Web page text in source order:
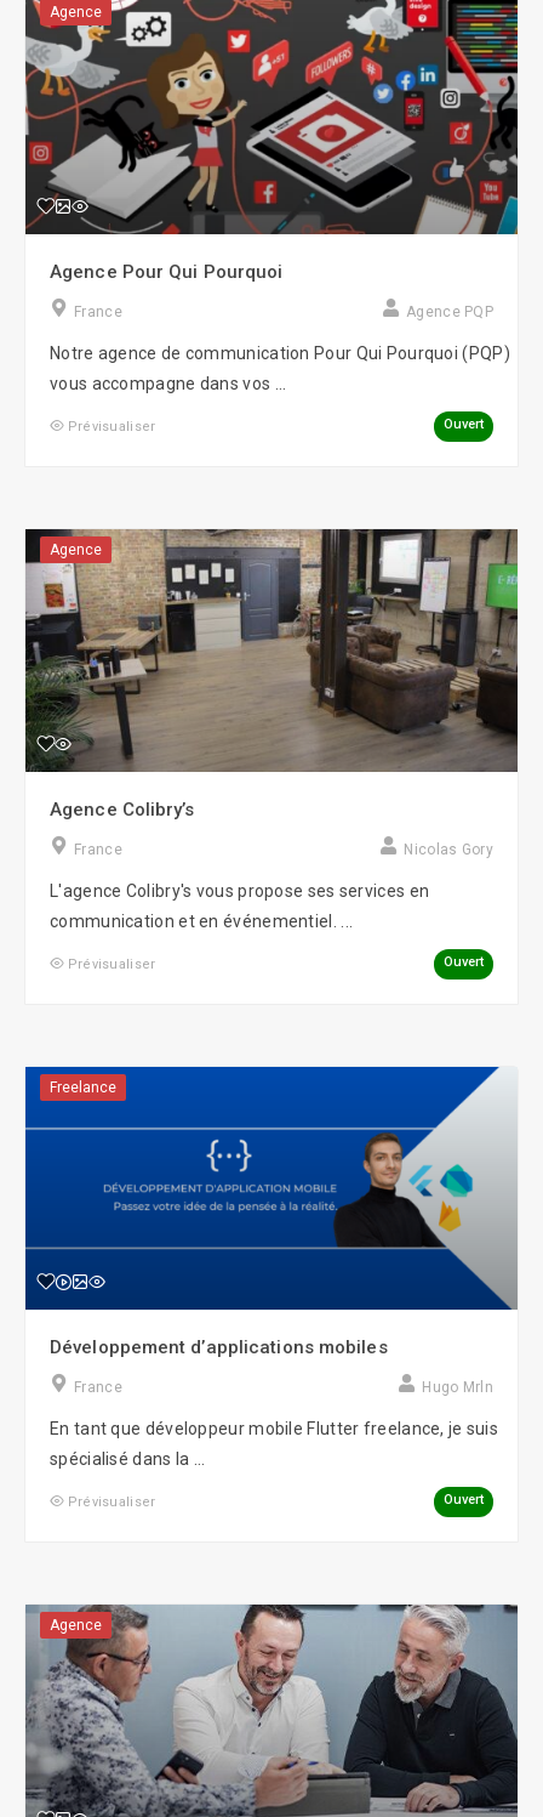
Agence
Agence Pour Qui Pourquoi
France Agence PQP
Notre agence de communication Pour Qui Pourquoi (PQP)
vous accompagne dans vos ...
Prévisualiser Ouvert
Agence
Agence Colibry’s
France Nicolas Gory
L'agence Colibry's vous propose ses services en
communication et en événementiel. ...
Prévisualiser Ouvert
Freelance
Développement d’applications mobiles
France Hugo Mrln
En tant que développeur mobile Flutter freelance, je suis
spécialisé dans la ...
Prévisualiser Ouvert
Agence